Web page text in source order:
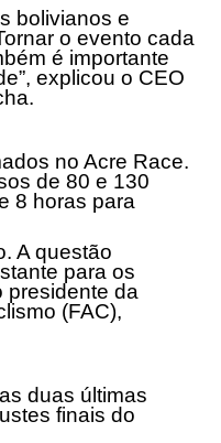
bolivianos e
o evento cada
é importante
explicou o CEO
no Acre Race.
de 80 e 130
8 horas para
A questão
para os
presidente da
(FAC),
duas últimas
finais do